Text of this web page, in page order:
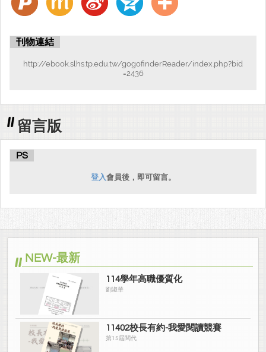
刊物連結
http://ebook.slhs.tp.edu.tw/gogofinderReader/index.php?bid
=2436
留言版
PS
登入會員後，即可留言。
NEW-最新
114學年高職優質化
劉淑華
11402校長有約-我愛閱讀競賽
第15屆閱代